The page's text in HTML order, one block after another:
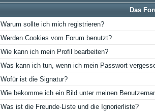
Das
Warum sollte ich mich registrieren?
Werden Cookies vom Forum benutzt?
Wie kann ich mein Profil bearbeiten?
Was kann ich tun, wenn ich mein Passwort
Wofür ist die Signatur?
Wie bekomme ich ein Bild unter meinen
Was ist die Freunde-Liste und die Ignorierliste?